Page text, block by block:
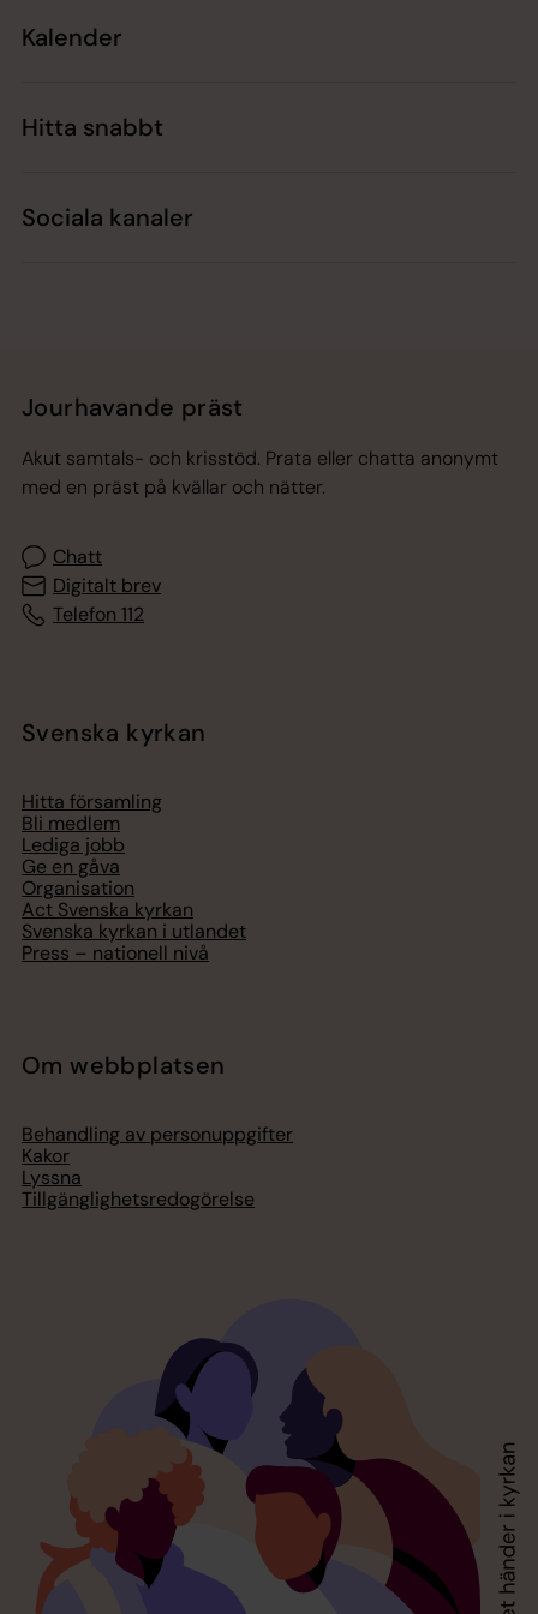
Kalender
Hitta snabbt
Sociala kanaler
Jourhavande präst
Akut samtals- och krisstöd. Prata eller chatta anonymt
med en präst på kvällar och nätter.
Chatt
Digitalt brev
Telefon 112
Svenska kyrkan
Hitta församling
Bli medlem
Lediga jobb
Ge en gåva
Organisation
Act Svenska kyrkan
Svenska kyrkan i utlandet
Press – nationell nivå
Om webbplatsen
Behandling av personuppgifter
Kakor
Lyssna
Tillgänglighetsredogörelse